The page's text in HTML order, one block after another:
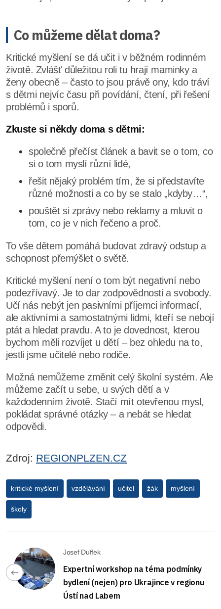
Co můžeme dělat doma?
Kritické myšlení se dá učit i v běžném rodinném
životě. Zvlášť důležitou roli tu hrají maminky a
ženy obecně – často to jsou právě ony, kdo tráví
s dětmi nejvíc času při povídání, čtení, při řešení
problémů i sporů.
Zkuste si někdy doma s dětmi:
společně přečíst článek a bavit se o tom, co
si o tom myslí různí lidé,
řešit nějaký problém tím, že si představíte
různé možnosti a co by se stalo „kdyby…“,
pouštět si zprávy nebo reklamy a mluvit o
tom, co je v nich řečeno a proč.
To vše dětem pomáhá budovat zdravý odstup a
schopnost přemýšlet o světě.
Kritické myšlení není o tom být negativní nebo
podezřívavý. Je to dar zodpovědnosti a svobody.
Učí nás nebýt jen pasivními příjemci informací,
ale aktivními a samostatnými lidmi, kteří se nebojí
ptát a hledat pravdu. A to je dovednost, kterou
bychom měli rozvíjet u dětí – bez ohledu na to,
jestli jsme učitelé nebo rodiče.
Možná nemůžeme změnit celý školní systém. Ale
můžeme začít u sebe, u svých dětí a v
každodenním životě. Stačí mít otevřenou mysl,
pokládat správné otázky – a nebát se hledat
odpovědi.
Zdroj: REGIONPLZEN.CZ
kritické myšlení vzdělávání učitel žák myšlení
školy
Josef Duffek
Expertní workshop na téma podmínky
bydlení (nejen) pro Ukrajince v regionu
Ústí nad Labem